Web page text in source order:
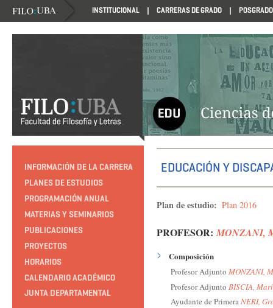
INSTITUCIONAL CARRERAS DE GRADO POSGRADO
HTTP://EDUCACION.FILO.UBA.AR/PROGRAMACION1985
INFORMACIÓN DE LA CARRERA
PLANES DE ESTUDIOS
PROGRAMACIÓN ANUAL
MATERIAS Y SEMINARIOS
PUBLICACIONES
PROYECTOS
HORARIOS
CALENDARIO ACADÉMICO
JUNTA DEPARTAMENTAL
EDUCACIÓN Y
Plan de estudio: Plan 2016
PROFESOR: MONZANI,
Composición
Profesor Adjunto MONZANI,
Profesor Adjunto BISCIA,
Ayudante de PrimeraNERI,